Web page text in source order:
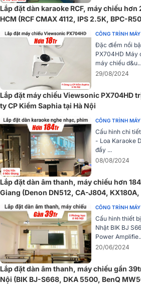
nơi chất lượng hiển thị ảnh hưởng trực
và thuyết trình.
Độ sáng 4.200 Ansi Lumens
cả khi bật đèn
Máy chiếu Epson EB-982W sở hữu độ
đều đạt mức 4.200 Ansi Lumens, cho
ngay cả trong không gian có ánh sáng
bật đèn.
Đây là lợi thế cực kỳ quan trọng đối với
trung tâm đào tạo, nơi không phải lúc nào
Lắp đặt dàn karaoke RCF, máy chiếu
HCM (RCF CMAX 4112, IPS 2.5K, BPC-
CÔNG TRÌNH MÁY
Đặc điểm nổi
PX704HD Máy
máy chiếu
29/08/2024
Lắp đặt máy chiếu Viewsonic PX704HD
ty CP Kiềm Saphia tại Hà Nội
CÔNG TRÌNH MÁY
Cấu hình chi
- Loa Karaoke
đẩy ...
08/08/2024
Lắp đặt dàn âm thanh, máy chiếu hơn
Giang (Denon DN512, CA-J804,
…)
CÔNG TRÌNH MÁY
Cấu hình thiết
Nhật BIK BJ
Power
20/06/2024
Lắp đặt dàn âm thanh, máy chiếu gần
Nội (BIK BJ-S668, DKA 5500, BenQ